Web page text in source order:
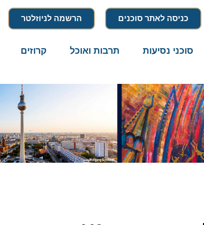
כניסה לאתר סוכנים הרשמה לניוזלטר
סוכני נסיעות תרבות ואוכל קרוזים